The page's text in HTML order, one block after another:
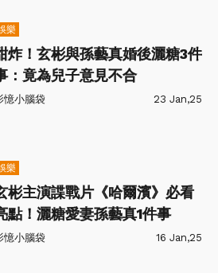
樂
炸！玄彬與孫藝真婚後灑糖3件
：竟為兒子意見不合
憶小腦袋 23 Jan,25
樂
彬主演諜戰片《哈爾濱》必看
點！灑糖愛妻孫藝真1件事
憶小腦袋 16 Jan,25